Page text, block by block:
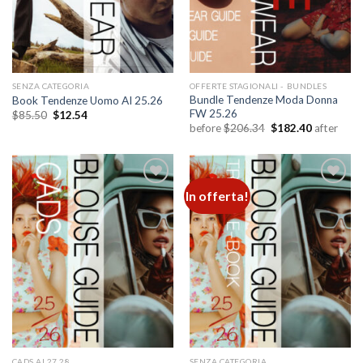
SENZA CATEGORIA
Book Tendenze Uomo AI 25.26
$85.50 Il
$85.50.
$12.54Il
$12.54.
OFFERTE STAGIONALI - BUNDLES
Bundle Tendenze Moda Donna
FW 25.26
before$206.34 Il
era:
$206.34.
$182.40Il
$182.40.
after
Add to
wishlist
In offerta!
Add to
wishlist